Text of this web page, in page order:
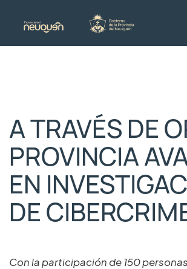
A TRAVÉS DE
PROVINCIA
EN
DE
Con la participación de 150